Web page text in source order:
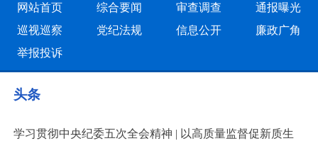
网站首页 综合要闻 审查调查
通报曝光
巡视巡察
党纪法规 信息公开
廉政广角
举报投诉
头条
学习贯彻中央纪委五次全会精神 | 以高质量监督促新质生